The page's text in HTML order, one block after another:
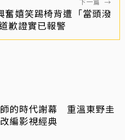
奮嬉笑踢椅背遭「當頭潑
歉證實已報警
的時代謝幕 重溫東野圭
編影視經典